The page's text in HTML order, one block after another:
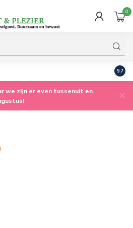
0
9.7
we zijn er even tussenuit en